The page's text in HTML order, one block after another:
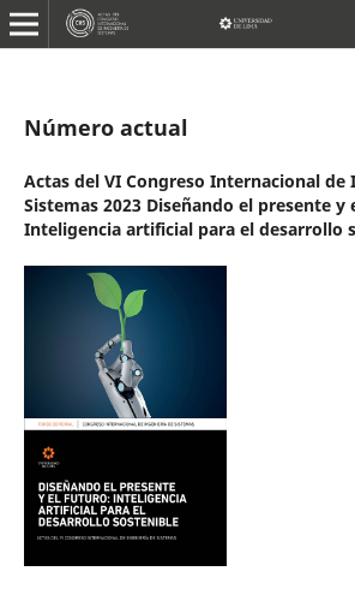
Número actual
Actas del VI Congreso Internacional de
Sistemas 2023 Diseñando el presente
Inteligencia artificial para el desarrollo